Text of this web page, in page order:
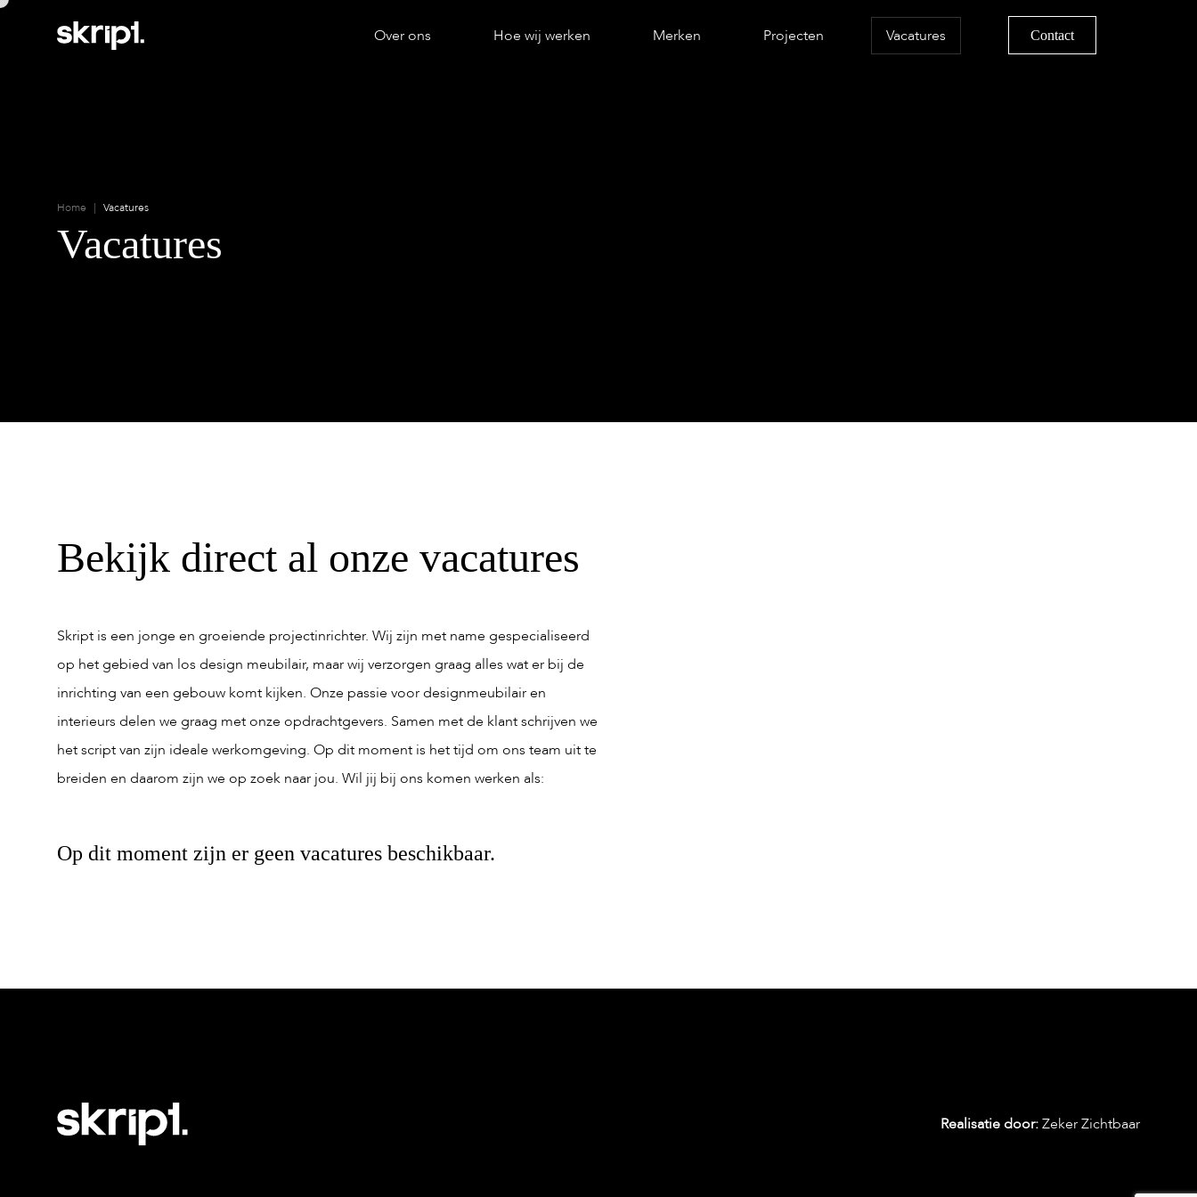
Over ons Hoe wij werken Merken Projecten Vacatures Contact
Home | Vacatures
Vacatures
Bekijk direct al onze vacatures
Skript is een jonge en groeiende projectinrichter. Wij zijn met name gespecialiseerd
op het gebied van los design meubilair, maar wij verzorgen graag alles wat er bij de
inrichting van een gebouw komt kijken. Onze passie voor designmeubilair en
interieurs delen we graag met onze opdrachtgevers. Samen met de klant schrijven we
het script van zijn ideale werkomgeving. Op dit moment is het tijd om ons team uit te
breiden en daarom zijn we op zoek naar jou. Wil jij bij ons komen werken als:
Op dit moment zijn er geen vacatures beschikbaar.
Realisatie door:Zeker Zichtbaar